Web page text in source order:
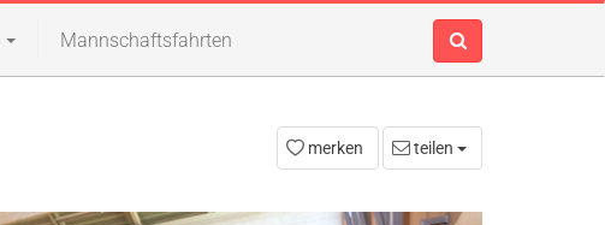
Mannschaftsfahrten
merken teilen